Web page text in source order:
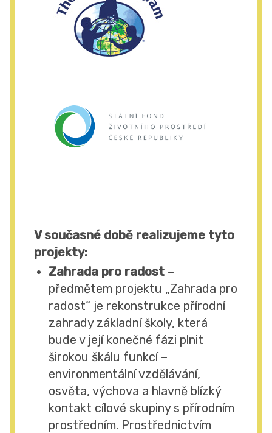
V současné době realizujeme tyto
projekty:
Zahrada pro radost –
předmětem projektu „Zahrada pro
radost“ je rekonstrukce přírodní
zahrady základní školy, která
bude v její konečné fázi plnit
širokou škálu funkcí –
environmentální vzdělávání,
osvěta, výchova a hlavně blízký
kontakt cílové skupiny s přírodním
prostředním. Prostřednictvím